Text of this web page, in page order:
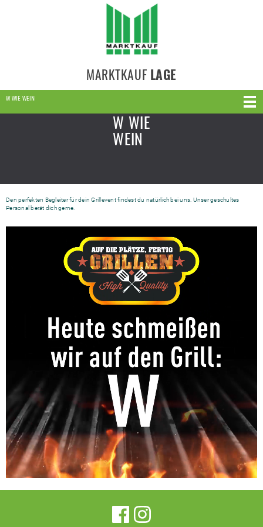
MARKTKAUF LAGE
W WIE WEIN
W WIE
WEIN
Den perfekten Begleiter für dein Grillevent findest du natürlich bei uns. Unser geschultes
Personal berät dich gerne.